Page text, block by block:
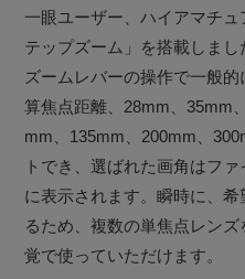
一眼ユーザー、ハイアマチ
テップズーム」を搭載しまし
ズームレバーの操作で一般
算焦点距離、28mm、35mm
mm、135mm、200mm、
トでき、選ばれた画角はフ
に表示されます。瞬時に、
るため、複数の単焦点レン
覚で使っていただけます。